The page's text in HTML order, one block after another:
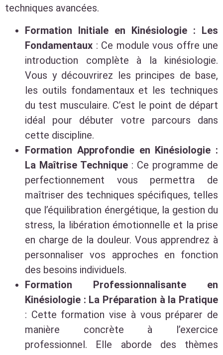
techniques avancées.
Formation Initiale en Kinésiologie : Les
Fondamentaux : Ce module vous offre une
introduction complète à la kinésiologie.
Vous y découvrirez les principes de base,
les outils fondamentaux et les techniques
du test musculaire. C’est le point de départ
idéal pour débuter votre parcours dans
cette discipline.
Formation Approfondie en Kinésiologie :
La Maîtrise Technique : Ce programme de
perfectionnement vous permettra de
maîtriser des techniques spécifiques, telles
que l’équilibration énergétique, la gestion du
stress, la libération émotionnelle et la prise
en charge de la douleur. Vous apprendrez à
personnaliser vos approches en fonction
des besoins individuels.
Formation Professionnalisante en
Kinésiologie : La Préparation à la Pratique
: Cette formation vise à vous préparer de
manière concrète à l’exercice
professionnel. Elle aborde des thèmes